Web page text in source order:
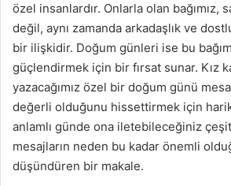
özel insanlardır. Onlarla olan bağımız,
değil, aynı zamanda arkadaşlık ve
bir ilişkidir. Doğum günleri ise bu
güçlendirmek için bir fırsat sunar. Kız
yazacağımız özel bir doğum günü
değerli olduğunu hissettirmek için
anlamlı günde ona iletebileceğiniz
mesajların neden bu kadar önemli
düşündüren bir makale.